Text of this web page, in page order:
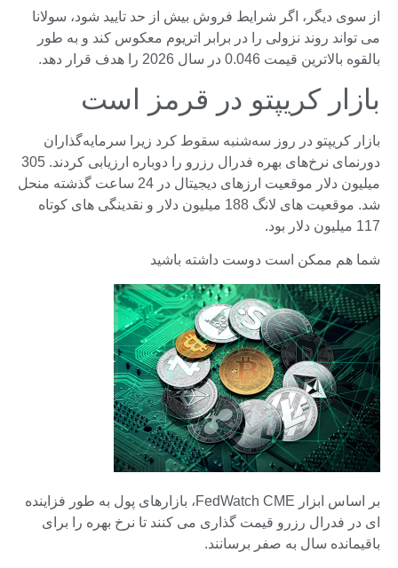
از سوی دیگر، اگر شرایط فروش بیش از حد تایید شود، سولانا
می تواند روند نزولی را در برابر اتریوم معکوس کند و به طور
بالقوه بالاترین قیمت 0.046 در سال 2026 را هدف قرار دهد.
بازار کریپتو در قرمز است
بازار کریپتو در روز سه‌شنبه سقوط کرد زیرا سرمایه‌گذاران
دورنمای نرخ‌های بهره فدرال رزرو را دوباره ارزیابی کردند. 305
میلیون دلار موقعیت ارزهای دیجیتال در 24 ساعت گذشته منحل
شد. موقعیت های لانگ 188 میلیون دلار و نقدینگی های کوتاه
117 میلیون دلار بود.
شما هم ممکن است دوست داشته باشید
بر اساس ابزار FedWatch CME، بازارهای پول به طور فزاینده
ای در فدرال رزرو قیمت گذاری می کنند تا نرخ بهره را برای
باقیمانده سال به صفر برسانند.